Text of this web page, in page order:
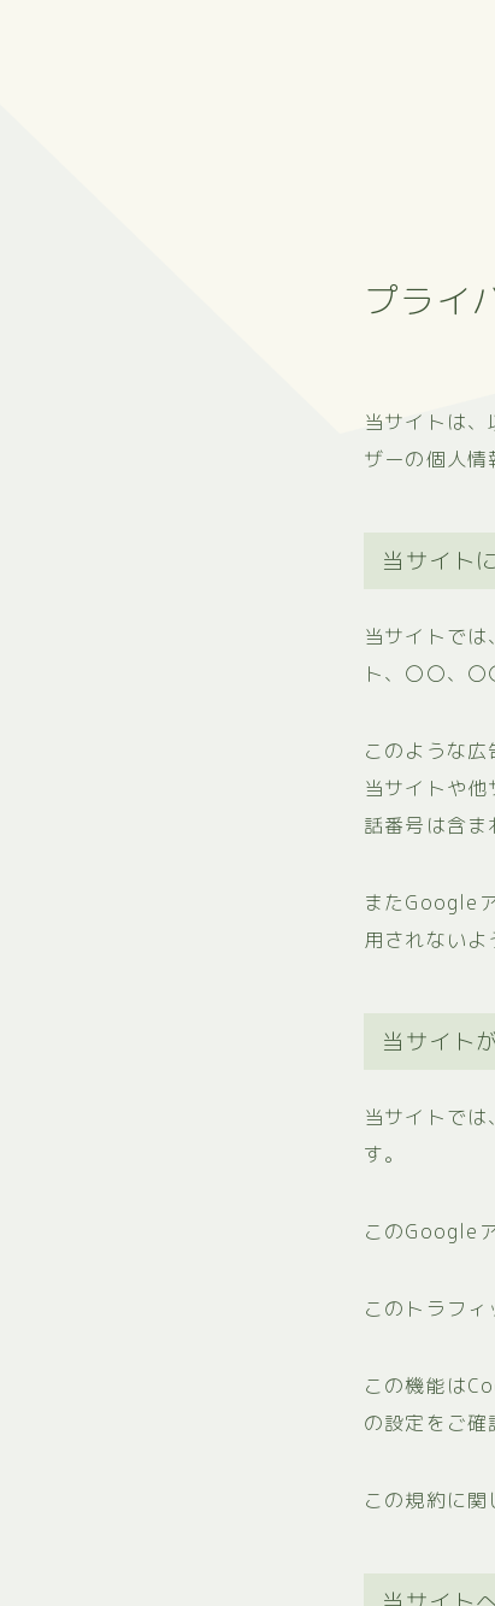
プライ
当サイトは
ザーの個人情
当サイト
当サイトで
ト、〇〇、〇
このような
当サイトや
話番号は含ま
またGoogle
用されないよ
当サイト
当サイトで
す。
このGoogle
このトラフ
この機能は
の設定をご確
この規約に